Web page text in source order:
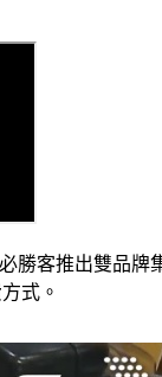
勝客推出雙品
式。